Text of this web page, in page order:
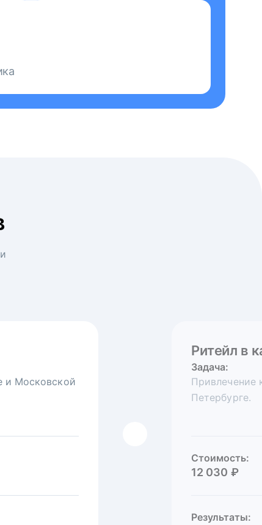
и Московской
Ритейл в
Задача:
Привлечение
Петербурге.
Стоимость:
12 030 ₽
Результаты:
сети
Задача:
Привлечь на
Хабаровске.
1 000 ₽
Показы:4 190